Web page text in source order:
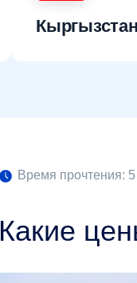
Кыргызстан
Время прочтения:
Какие